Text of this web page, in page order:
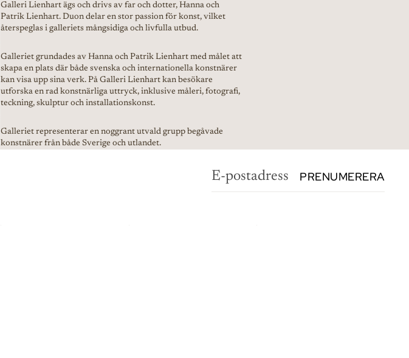
Galleri Lienhart ägs och drivs av far och dotter, Hanna och
Patrik Lienhart. Duon delar en stor passion för konst, vilket
återspeglas i galleriets mångsidiga och livfulla utbud.
Galleriet grundades av Hanna och Patrik Lienhart med målet att
skapa en plats där både svenska och internationella konstnärer
kan visa upp sina verk. På Galleri Lienhart kan besökare
utforska en rad konstnärliga uttryck, inklusive måleri, fotografi,
teckning, skulptur och installationskonst.
Galleriet representerar en noggrant utvald grupp begåvade
konstnärer från både Sverige och utlandet.
PRENUMERERA